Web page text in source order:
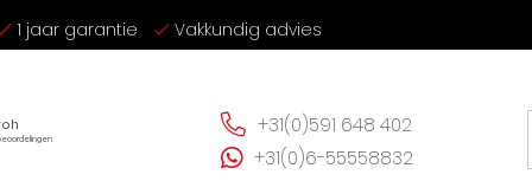
1 jaar garantie Vakkundig advies
+31(0)591 648 402
+31(0)6-55558832